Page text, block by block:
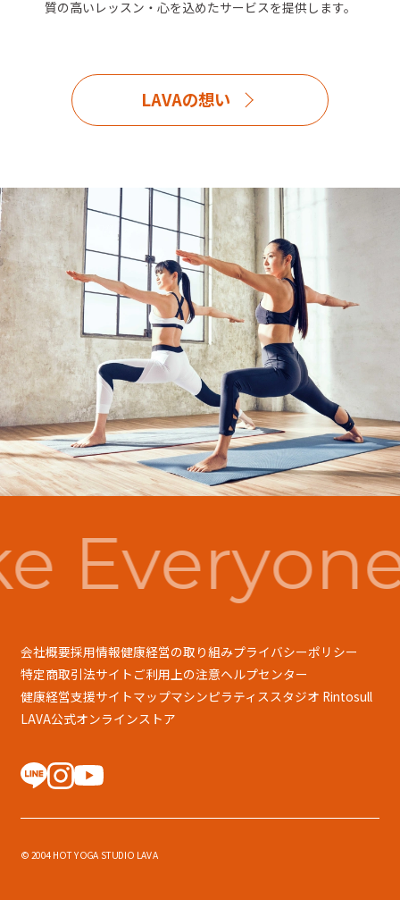
質の高いレッスン・心を込めたサービスを提供します。
LAVAの想い
会社概要採用情報健康経営の取り組みプライバシーポリシー
特定商取引法サイトご利用上の注意ヘルプセンター
健康経営支援サイトマップマシンピラティススタジオ Rintosull
LAVA公式オンラインストア
© 2004 HOT YOGA STUDIO LAVA